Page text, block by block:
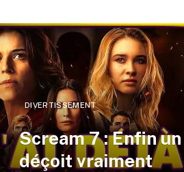
DIVERTISSEMENT
Scream 7 : Enfin
déçoit vraiment